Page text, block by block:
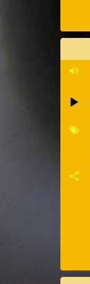
Audio-
Player